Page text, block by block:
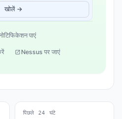
खोलें →
पाएं
Nessus पर जाएं
पिछले 24 घंटे